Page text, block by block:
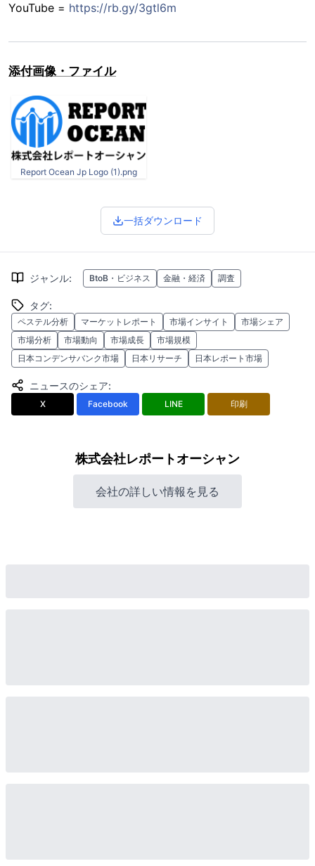
YouTube = https://rb.gy/3gtl6m
添付画像・ファイル
Report Ocean Jp Logo (1).png
一括ダウンロード
ジャンル: BtoB・ビジネス 金融・経済 調査
タグ:
ペステル分析 マーケットレポート 市場インサイト
市場シェア
市場分析
市場動向 市場成長
市場規模
日本コンデンサバンク市場
日本リサーチ 日本レポート市場
ニュースのシェア:
X Facebook LINE 印刷
株式会社レポートオーシャン
会社の詳しい情報を見る